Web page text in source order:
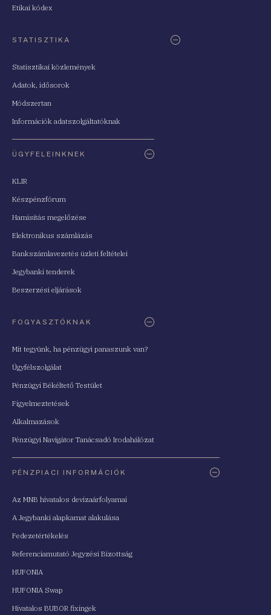
Etikai kódex
STATISZTIKA
Statisztikai közlemények
Adatok, idősorok
Módszertan
Információk adatszolgáltatóknak
ÜGYFELEINKNEK
KLIR
Készpénzfórum
Hamisítás megelőzése
Elektronikus számlázás
Bankszámlavezetés üzleti feltételei
Jegybanki tenderek
Beszerzési eljárások
FOGYASZTÓKNAK
Mit tegyünk, ha pénzügyi panaszunk van?
Ügyfélszolgálat
Pénzügyi Békéltető Testület
Figyelmeztetések
Alkalmazások
Pénzügyi Navigátor Tanácsadó Irodahálózat
PÉNZPIACI INFORMÁCIÓK
Az MNB hivatalos devizaárfolyamai
A Jegybanki alapkamat alakulása
Fedezetértékelés
Referenciamutató Jegyzési Bizottság
HUFONIA
HUFONIA Swap
Hivatalos BUBOR fixingek